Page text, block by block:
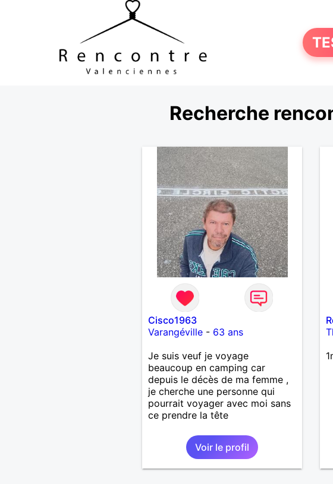
Recherche
Cisco1963
Varangéville- 63 ans
Je suis veuf je voyage
beaucoup en camping car
depuis le décès de ma femme ,
je cherche une personne qui
pourrait voyager avec moi sans
ce prendre la tête
Voir le profil